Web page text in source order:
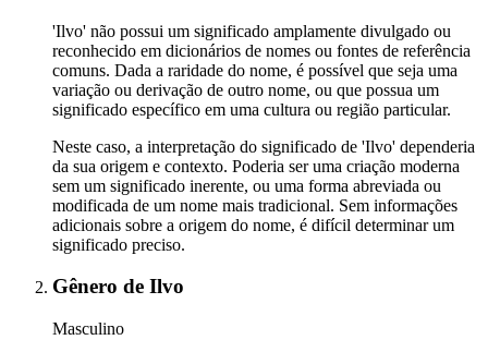
'Ilvo' não possui um significado amplamente divulgado ou
reconhecido em dicionários de nomes ou fontes de referência
comuns. Dada a raridade do nome, é possível que seja uma
variação ou derivação de outro nome, ou que possua um
significado específico em uma cultura ou região particular.
Neste caso, a interpretação do significado de 'Ilvo' dependeria
da sua origem e contexto. Poderia ser uma criação moderna
sem um significado inerente, ou uma forma abreviada ou
modificada de um nome mais tradicional. Sem informações
adicionais sobre a origem do nome, é difícil determinar um
significado preciso.
Gênero de Ilvo
Masculino